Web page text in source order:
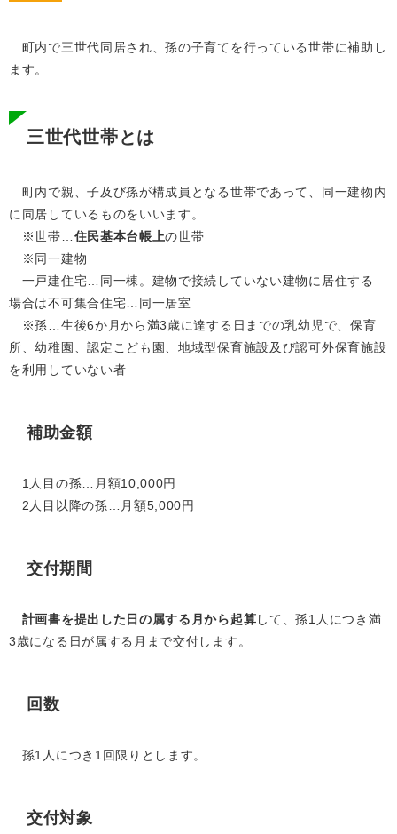
町内で三世代同居され、孫の子育てを行っている世帯に補助し
ます。
三世代世帯とは
町内で親、子及び孫が構成員となる世帯であって、同一建物内
に同居しているものをいいます。
※世帯… 住民基本台帳上の世帯
※同一建物
一戸建住宅…同一棟。建物で接続していない建物に居住する
場合は不可集合住宅…同一居室
※孫…生後6か月から満3歳に達する日までの乳幼児で、保育
所、幼稚園、認定こども園、地域型保育施設及び認可外保育施設
を利用していない者
補助金額
1人目の孫…月額10,000円
2人目以降の孫…月額5,000円
交付期間
計画書を提出した日の属する月から起算して、孫1人につき満
3歳になる日が属する月まで交付します。
回数
孫1人につき1回限りとします。
交付対象